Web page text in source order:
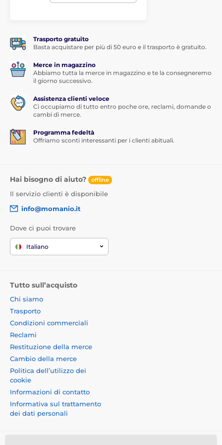
1x vetro temperato protettivo
1x panno asciutto
1x panno umido
1x rimuovi polvere
Trasporto gratuito
Basta acquistare per più di 50 euro e il trasporto è gratuito.
Merce in magazzino
Abbiamo tutta la merce in magazzino e te la consegneremo
il giorno successivo.
Assistenza clienti veloce
Ci occupiamo di tutto entro poche ore, reclami, domande o
cambi di merce.
Programma fedeltà
Offriamo sconti interessanti per i clienti abituali.
Hai bisogno di aiuto? offline
Il servizio clienti è disponibile
info@momanio.it
Dove ci puoi trovare
Italiano
Tutto sull’acquisto
Chi siamo
Trasporto
Condizioni commerciali
Reclami
Restituzione della merce
Cambio della merce
Politica dell’utilizzo dei
cookie
Informazioni di contatto
Informativa sul trattamento
dei dati personali